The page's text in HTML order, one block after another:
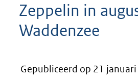
Zeppelin in
Waddenzee
Gepubliceerd op 21 januari